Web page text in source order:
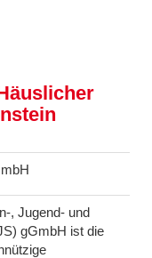
, Jugend- und
gGmbH ist die